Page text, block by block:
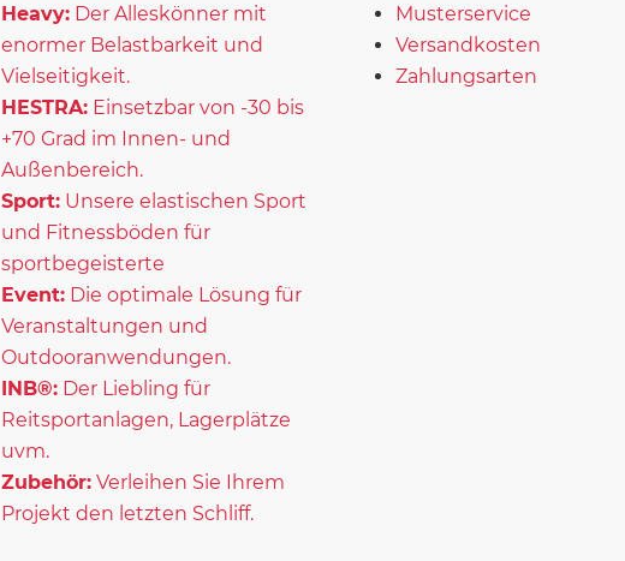
Heavy: Der Alleskönner mit
enormer Belastbarkeit und
Vielseitigkeit.
HESTRA: Einsetzbar von -30 bis
+70 Grad im Innen- und
Außenbereich.
Sport: Unsere elastischen Sport
und Fitnessböden für
sportbegeisterte
Event: Die optimale Lösung für
Veranstaltungen und
Outdooranwendungen.
INB®: Der Liebling für
Reitsportanlagen, Lagerplätze
uvm.
Zubehör: Verleihen Sie Ihrem
Projekt den letzten Schliff.
Musterservice
Versandkosten
Zahlungsarten